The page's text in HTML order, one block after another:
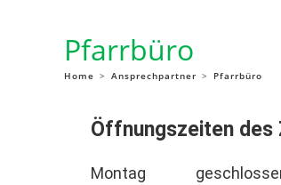
Pfarrbüro
Home > Ansprechpartner > Pfarrbüro
Öffnungszeiten
Montag